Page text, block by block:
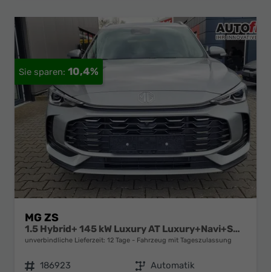
10,4%
MG ZS
1.5 Hybrid+ 145 kW Luxury AT Luxury+Navi+SHZ+Kamera+ACA+18
unverbindliche Lieferzeit: 12 Tage Fahrzeug mit Tageszulassung
Fahrzeugnr. 186923 Getriebe Automatik